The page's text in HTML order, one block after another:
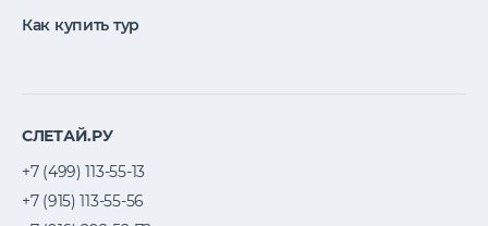
СЛЕТАЙ.РУ
+7 (499) 113-55-13
+7 (915) 113-55-56
Как купить тур